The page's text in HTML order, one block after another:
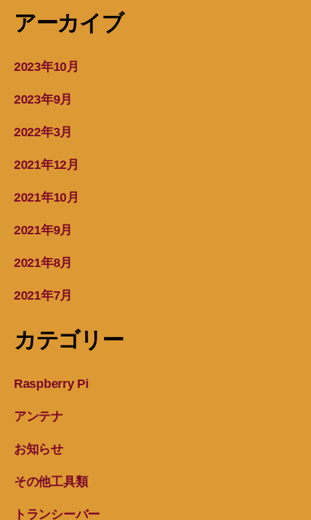
アーカイブ
2023年10月
2023年9月
2022年3月
2021年12月
2021年10月
2021年9月
2021年8月
2021年7月
カテゴリー
Raspberry Pi
アンテナ
お知らせ
その他工具類
トランシーバー